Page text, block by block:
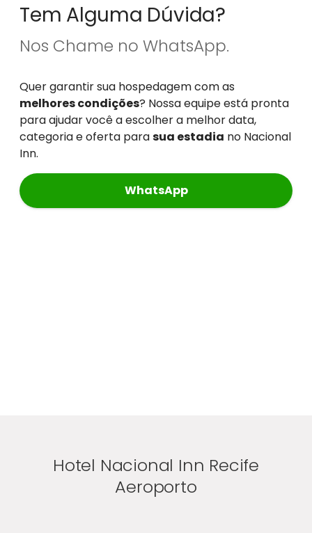
Tem Alguma Dúvida?
Nos Chame no WhatsApp.
Quer garantir sua hospedagem com as
melhores condições? Nossa equipe está pronta
para ajudar você a escolher a melhor data,
categoria e oferta parasua estadia no Nacional
Inn.
WhatsApp
Hotel Nacional Inn Recife
Aeroporto